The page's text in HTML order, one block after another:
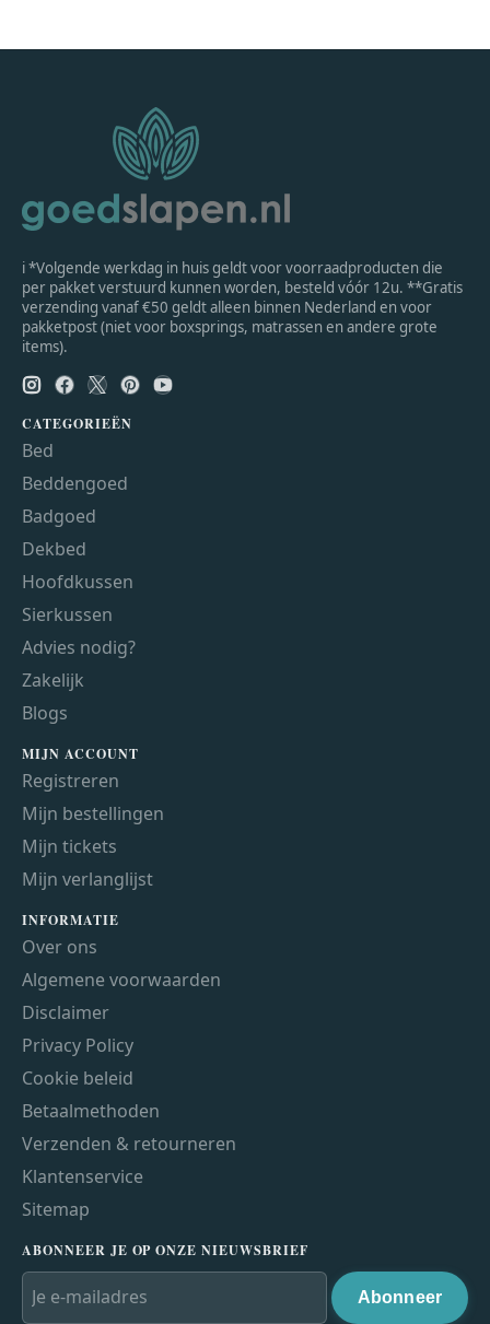
ℹ *Volgende werkdag in huis geldt voor voorraadproducten die
per pakket verstuurd kunnen worden, besteld vóór 12u. **Gratis
verzending vanaf €50 geldt alleen binnen Nederland en voor
pakketpost (niet voor boxsprings, matrassen en andere grote
items).
CATEGORIEËN
Bed
Beddengoed
Badgoed
Dekbed
Hoofdkussen
Sierkussen
Advies nodig?
Zakelijk
Blogs
MIJN ACCOUNT
Registreren
Mijn bestellingen
Mijn tickets
Mijn verlanglijst
INFORMATIE
Over ons
Algemene voorwaarden
Disclaimer
Privacy Policy
Cookie beleid
Betaalmethoden
Verzenden & retourneren
Klantenservice
Sitemap
ABONNEER JE OP ONZE NIEUWSBRIEF
Abonneer